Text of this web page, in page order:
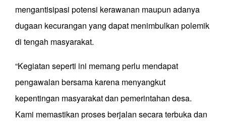
mengantisipasi potensi kerawanan maupun adanya
dugaan kecurangan yang dapat menimbulkan polemik
di tengah masyarakat.
“Kegiatan seperti ini memang perlu mendapat
pengawalan bersama karena menyangkut
kepentingan masyarakat dan pemerintahan desa.
Kami memastikan proses berjalan secara terbuka dan